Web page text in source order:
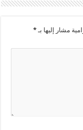
مشار إليها بـ*